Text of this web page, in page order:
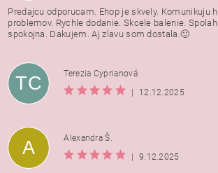
Predajcu odporucam. Ehop je skvely. Komunikuju
problemov. Rychle dodanie. Skcele balenie.
spokojna. Dakujem. Aj zlavu som dostala.🙂
TC
Terezia Cyprianová
|
12.12.2025
A
Alexandra Š.
|
9.12.2025